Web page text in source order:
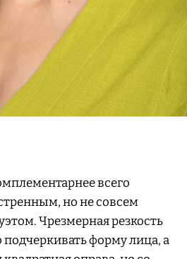
всего
но не совсем
Чрезмерная резкость
форму лица, а